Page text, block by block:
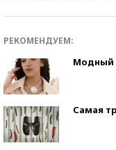
РЕКОМЕНДУЕМ:
Модный
Самая